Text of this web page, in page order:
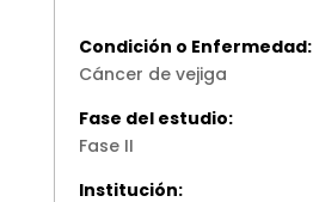
Condición o Enfermedad:
Cáncer de vejiga
Fase del estudio:
Fase II
Institución: